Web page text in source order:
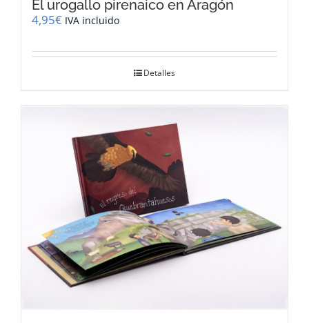
El urogallo pirenaico en Aragón
4,95€ IVA incluido
Detalles